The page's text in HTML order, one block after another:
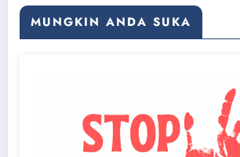
MUNGKIN ANDA SUKA